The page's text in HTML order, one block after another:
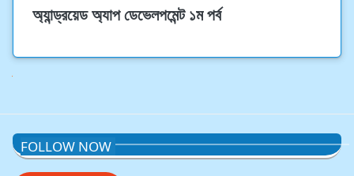
অ্যান্ড্রয়েড অ্যাপ ডেভেলপমেন্ট ১ম পর্ব
FOLLOW NOW